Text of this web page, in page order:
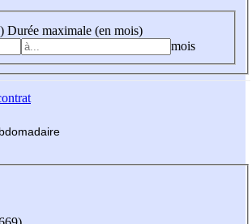
Durée maximale (en mois)
mois
madaire